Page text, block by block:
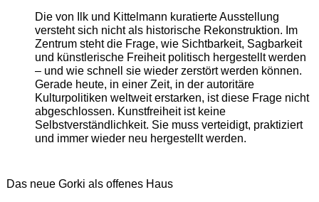
Die von Ilk und Kittelmann kuratierte Ausstellung
versteht sich nicht als historische Rekonstruktion. Im
Zentrum steht die Frage, wie Sichtbarkeit, Sagbarkeit
und künstlerische Freiheit politisch hergestellt werden
– und wie schnell sie wieder zerstört werden können.
Gerade heute, in einer Zeit, in der autoritäre
Kulturpolitiken weltweit erstarken, ist diese Frage nicht
abgeschlossen. Kunstfreiheit ist keine
Selbstverständlichkeit. Sie muss verteidigt, praktiziert
und immer wieder neu hergestellt werden.
Das neue Gorki als offenes Haus